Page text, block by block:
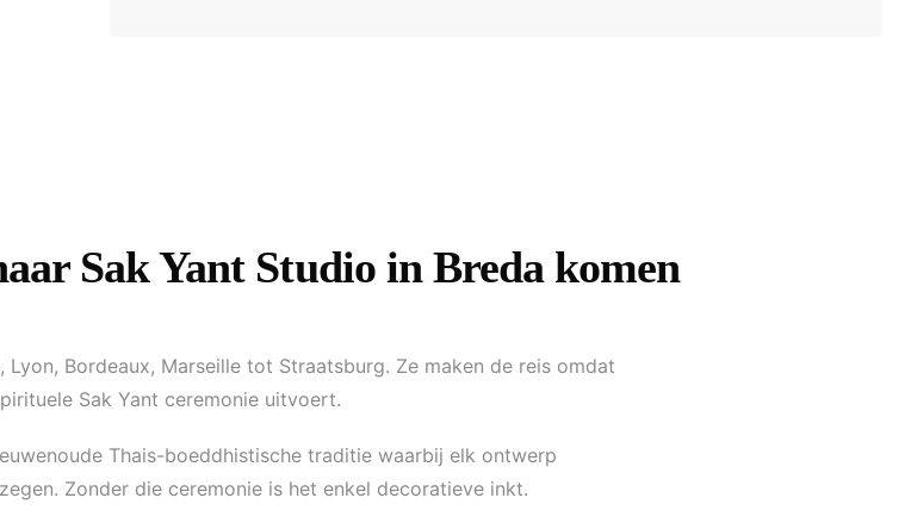
Sak Yant Studio in Breda komen
Bordeaux, Marseille tot Straatsburg. Ze maken de reis omdat
Sak Yant ceremonie uitvoert.
Thais-boeddhistische traditie waarbij elk ontwerp
Zonder die ceremonie is het enkel decoratieve inkt.